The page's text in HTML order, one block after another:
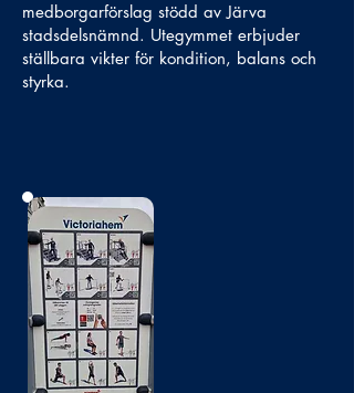
medborgarförslag stödd av Järva
stadsdelsnämnd. Utegymmet erbjuder
ställbara vikter för kondition, balans och
styrka.
No photo